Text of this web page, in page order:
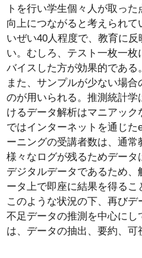
トを行い学生個々人が取っ
向上につながると考えられ
いぜい40人程度で、教育に
い。むしろ、テスト一枚一
バイスした方が効果的である
また、サンプルが少ない場
のが用いられる。推測統計
けるデータ解析はマニアッ
ではインターネットを通じ
ーニングの受講者数は、通
様々なログが残るためデー
デジタルデータであるため
ータ上で即座に結果を得るこ
このような状況の下、再び
不足データの推測を中心に
は、データの抽出、要約、